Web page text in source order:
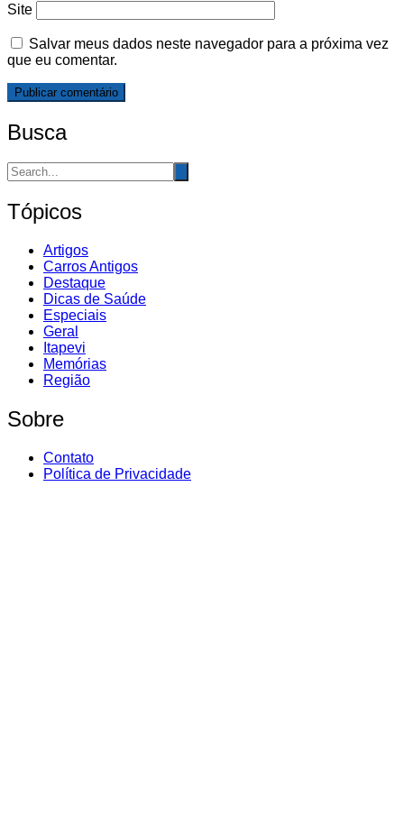
Site
Salvar meus dados neste navegador para a próxima vez
que eu comentar.
Busca
Tópicos
Artigos
Carros Antigos
Destaque
Dicas de Saúde
Especiais
Geral
Itapevi
Memórias
Região
Sobre
Contato
Política de Privacidade